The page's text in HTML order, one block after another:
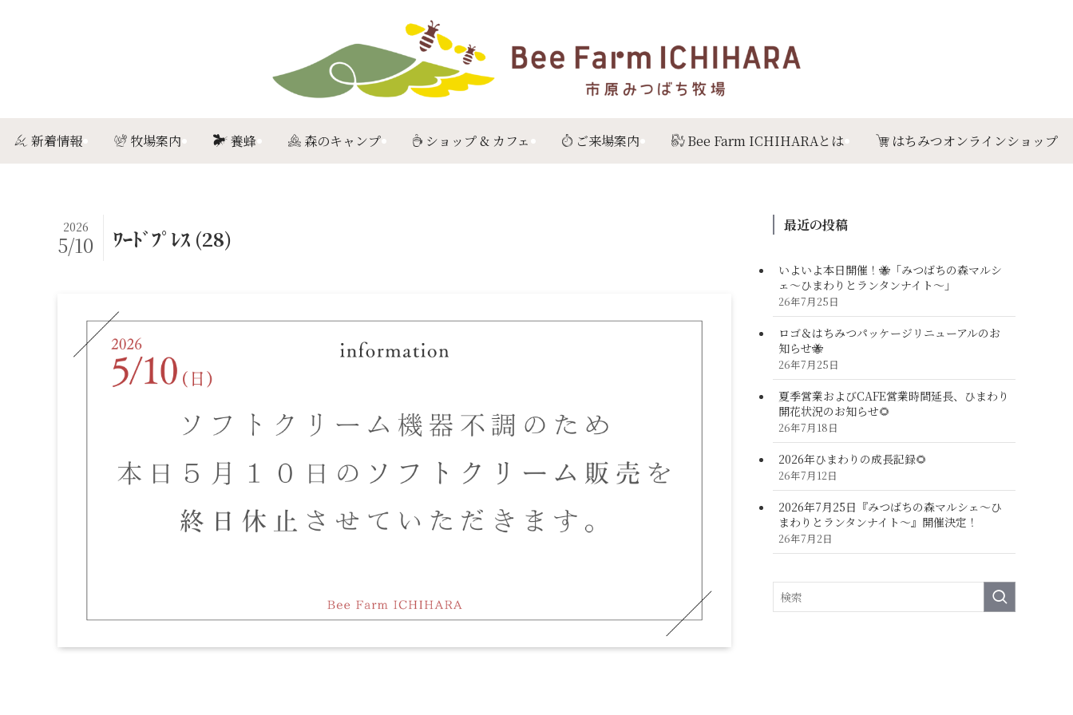
新着情報 牧場案内 養蜂 森のキャンプ ショップ & カフェ ご来場案内 Bee Farm ICHIHARAとは はちみつオンラインショップ
ﾜｰﾄﾞﾌﾟﾚｽ (28)
2026
5/10
最近の投稿
いよいよ本日開催！🐝「みつばちの森マルシ
ェ〜ひまわりとランタンナイト〜」
26年7月25日
ロゴ＆はちみつパッケージリニューアルのお
知らせ🐝
26年7月25日
夏季営業およびCAFE営業時間延長、ひまわり
開花状況のお知らせ🌻
26年7月18日
2026年ひまわりの成長記録🌻
26年7月12日
2026年7月25日『みつばちの森マルシェ～ひ
まわりとランタンナイト～』開催決定！
26年7月2日